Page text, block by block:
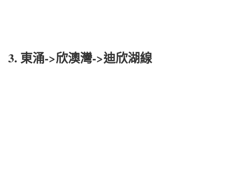
3. 東涌->欣澳灣->迪欣湖線